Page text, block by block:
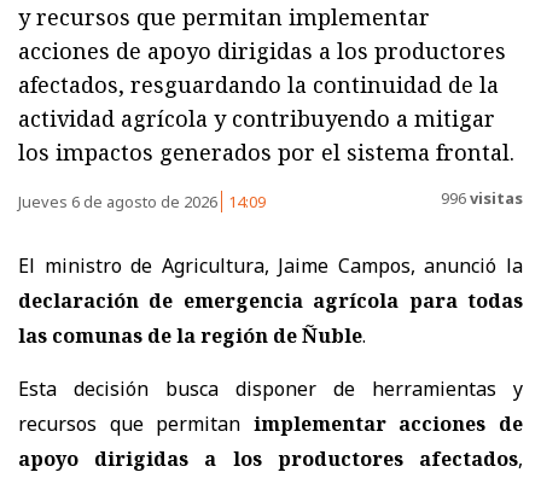
y recursos que permitan implementar
acciones de apoyo dirigidas a los productores
afectados, resguardando la continuidad de la
actividad agrícola y contribuyendo a mitigar
los impactos generados por el sistema frontal.
Jueves 6 de agosto de 2026 14:09 996visitas
El ministro de Agricultura, Jaime Campos, anunció la
declaración de emergencia agrícola para todas
las comunas de la región de Ñuble.
Esta decisión busca disponer de herramientas y
recursos que permitan implementar acciones de
apoyo dirigidas a los productores afectados,